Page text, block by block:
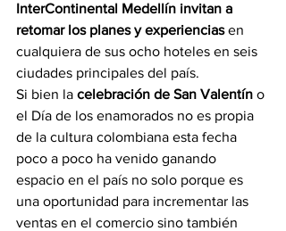
InterContinental Medellín invitan a
retomar los planes y experiencias en
cualquiera de sus ocho hoteles en seis
ciudades principales del país.
Si bien la celebración de San Valentín o
el Día de los enamorados no es propia
de la cultura colombiana esta fecha
poco a poco ha venido ganando
espacio en el país no solo porque es
una oportunidad para incrementar las
ventas en el comercio sino también